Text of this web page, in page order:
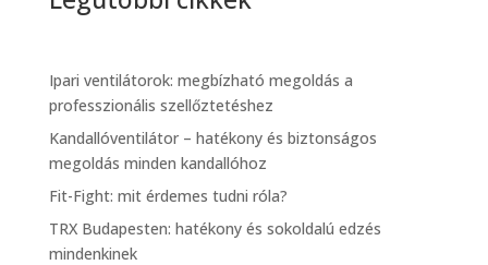
Ipari ventilátorok: megbízható megoldás a
professzionális szellőztetéshez
Kandallóventilátor – hatékony és biztonságos
megoldás minden kandallóhoz
Fit-Fight: mit érdemes tudni róla?
TRX Budapesten: hatékony és sokoldalú edzés
mindenkinek